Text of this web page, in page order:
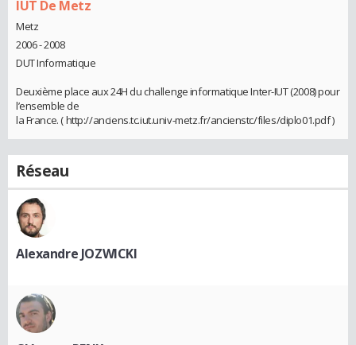
IUT De Metz
Metz
2006 - 2008
DUT Informatique
Deuxième place aux 24H du challenge informatique Inter-IUT (2008) pour
l’ensemble de
la France. ( http://anciens.tc.iut.univ-metz.fr/ancienstc/files/diplo01.pdf )
Réseau
Alexandre JOZWICKI